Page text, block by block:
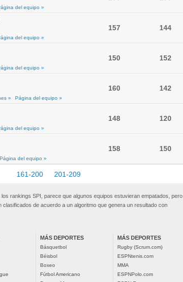
del equipo »
del equipo »
157 144
del equipo »
150 152
»
Página del equipo »
160 142
del equipo »
148 120
Página del equipo »
158 150
161-200 201-209
rankings SPI, parece que algunos equipos estuvieran empatados, pero
de acuerdo a un algoritmo que genera un resultado con
MÁS DEPORTES
Básquetbol
Béisbol
Boxeo
Fútbol Americano
MÁS DEPORTES
Rugby (Scrum.com)
ESPNtenis.com
MMA
ESPNPolo.com